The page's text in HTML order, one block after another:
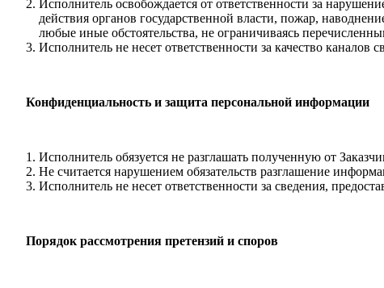
Исполнитель освобождается от ответственности за
действия органов государственной власти, пожар,
любые иные обстоятельства, не ограничиваясь
Исполнитель не несет ответственности за качество
Конфиденциальность и защита персональной информации
Исполнитель обязуется не разглашать полученную от
Не считается нарушением обязательств разглашение
Исполнитель не несет ответственности за сведения,
Порядок рассмотрения претензий и споров